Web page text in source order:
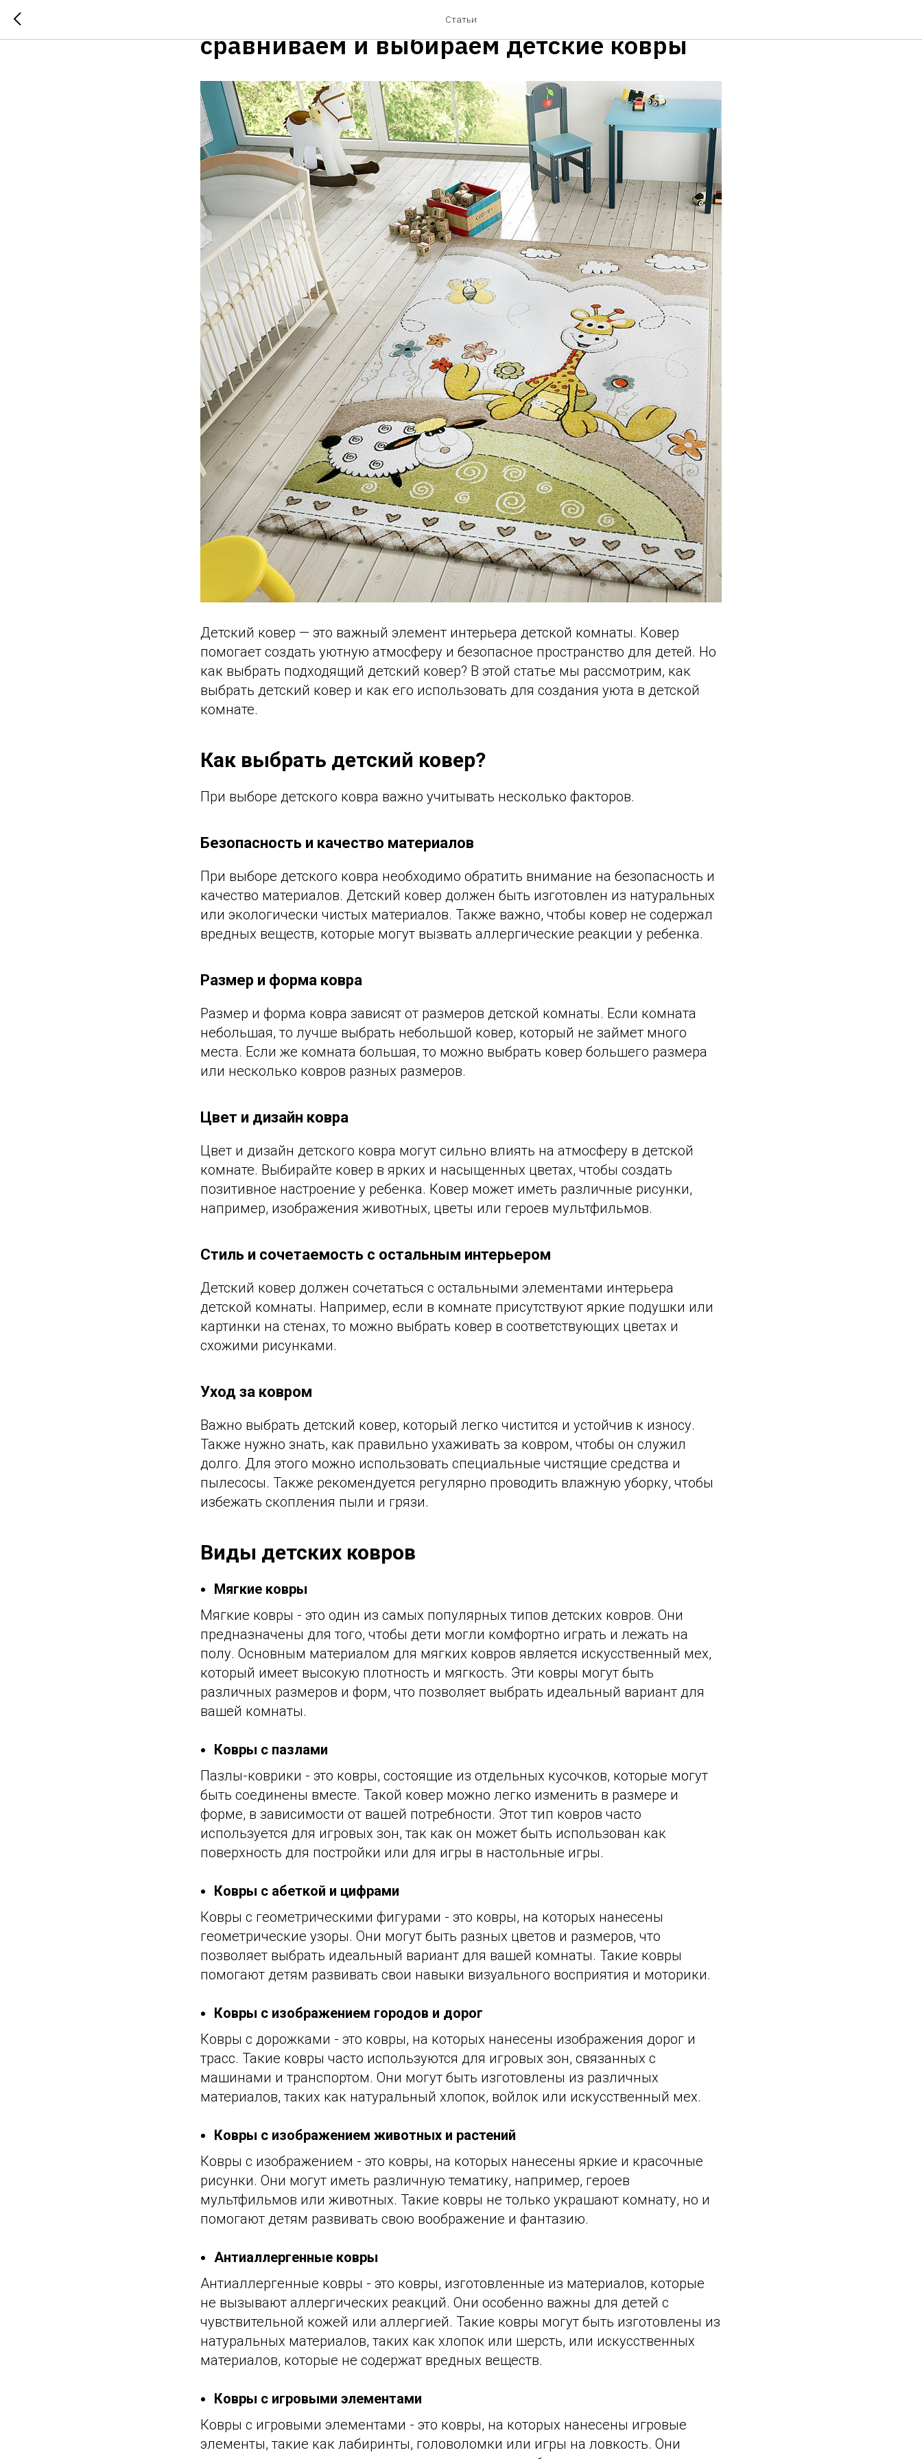
Статьи
Создаём уют в детской комнате:
сравниваем и выбираем детские ковры
Детский ковер — это важный элемент интерьера детской комнаты. Ковер
помогает создать уютную атмосферу и безопасное пространство для детей. Но
как выбрать подходящий детский ковер? В этой статье мы рассмотрим, как
выбрать детский ковер и как его использовать для создания уюта в детской
комнате.
Как выбрать детский ковер?
При выборе детского ковра важно учитывать несколько факторов.
Безопасность и качество материалов
При выборе детского ковра необходимо обратить внимание на безопасность и
качество материалов. Детский ковер должен быть изготовлен из натуральных
или экологически чистых материалов. Также важно, чтобы ковер не содержал
вредных веществ, которые могут вызвать аллергические реакции у ребенка.
Размер и форма ковра
Размер и форма ковра зависят от размеров детской комнаты. Если комната
небольшая, то лучше выбрать небольшой ковер, который не займет много
места. Если же комната большая, то можно выбрать ковер большего размера
или несколько ковров разных размеров.
Цвет и дизайн ковра
Цвет и дизайн детского ковра могут сильно влиять на атмосферу в детской
комнате. Выбирайте ковер в ярких и насыщенных цветах, чтобы создать
позитивное настроение у ребенка. Ковер может иметь различные рисунки,
например, изображения животных, цветы или героев мультфильмов.
Стиль и сочетаемость с остальным интерьером
Детский ковер должен сочетаться с остальными элементами интерьера
детской комнаты. Например, если в комнате присутствуют яркие подушки или
картинки на стенах, то можно выбрать ковер в соответствующих цветах и
схожими рисунками.
Уход за ковром
Важно выбрать детский ковер, который легко чистится и устойчив к износу.
Также нужно знать, как правильно ухаживать за ковром, чтобы он служил
долго. Для этого можно использовать специальные чистящие средства и
пылесосы. Также рекомендуется регулярно проводить влажную уборку, чтобы
избежать скопления пыли и грязи.
Виды детских ковров
Мягкие ковры
Мягкие ковры - это один из самых популярных типов детских ковров. Они
предназначены для того, чтобы дети могли комфортно играть и лежать на
полу. Основным материалом для мягких ковров является искусственный мех,
который имеет высокую плотность и мягкость. Эти ковры могут быть
различных размеров и форм, что позволяет выбрать идеальный вариант для
вашей комнаты.
Ковры с пазлами
Пазлы-коврики - это ковры, состоящие из отдельных кусочков, которые могут
быть соединены вместе. Такой ковер можно легко изменить в размере и
форме, в зависимости от вашей потребности. Этот тип ковров часто
используется для игровых зон, так как он может быть использован как
поверхность для постройки или для игры в настольные игры.
Ковры с абеткой и цифрами
Ковры с геометрическими фигурами - это ковры, на которых нанесены
геометрические узоры. Они могут быть разных цветов и размеров, что
позволяет выбрать идеальный вариант для вашей комнаты. Такие ковры
помогают детям развивать свои навыки визуального восприятия и моторики.
Ковры с изображением городов и дорог
Ковры с дорожками - это ковры, на которых нанесены изображения дорог и
трасс. Такие ковры часто используются для игровых зон, связанных с
машинами и транспортом. Они могут быть изготовлены из различных
материалов, таких как натуральный хлопок, войлок или искусственный мех.
Ковры с изображением животных и растений
Ковры с изображением - это ковры, на которых нанесены яркие и красочные
рисунки. Они могут иметь различную тематику, например, героев
мультфильмов или животных. Такие ковры не только украшают комнату, но и
помогают детям развивать свою воображение и фантазию.
Антиаллергенные ковры
Антиаллергенные ковры - это ковры, изготовленные из материалов, которые
не вызывают аллергических реакций. Они особенно важны для детей с
чувствительной кожей или аллергией. Такие ковры могут быть изготовлены из
натуральных материалов, таких как хлопок или шерсть, или искусственных
материалов, которые не содержат вредных веществ.
Ковры с игровыми элементами
Ковры с игровыми элементами - это ковры, на которых нанесены игровые
элементы, такие как лабиринты, головоломки или игры на ловкость. Они